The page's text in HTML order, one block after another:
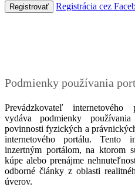
Registrácia cez
Podmienky používania
Prevádzkovateľ internetového
vydáva podmienky
povinnosti fyzických a
internetového portálu. Tento
inzertným portálom, na ktorom
kúpe alebo prenájme
odborné články z oblasti
úverov.